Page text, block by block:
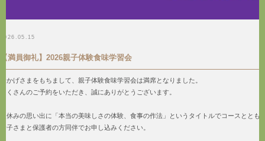
2026.05.15
【満員御礼】2026親子体験食味学習会
おかげさまをもちまして、親子体験食味学習会は満席となりました。
たくさんのご予約をいただき、誠にありがとうございます。
夏休みの思い出に「本当の美味しさの体験、食事の作法」というタイトルでコースととも
お子さまと保護者の方同伴でお申し込みください。